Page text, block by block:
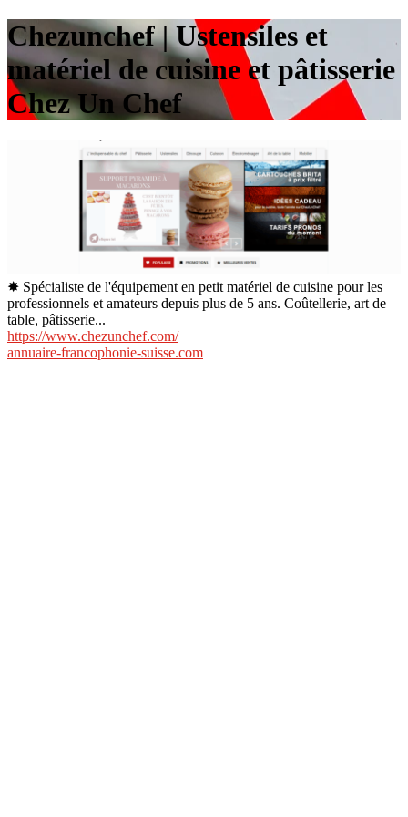
Chezunchef | Ustensiles et
matériel de cuisine et pâtisserie
Chez Un Chef
✸ Spécialiste de l'équipement en petit matériel de cuisine pour les
professionnels et amateurs depuis plus de 5 ans. Coûtellerie, art de
table, pâtisserie...
https://www.chezunchef.com/
annuaire-francophonie-suisse.com